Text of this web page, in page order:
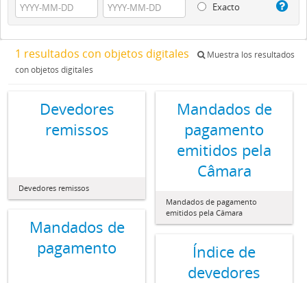
Exacto
1 resultados con objetos digitales
Muestra los resultados
con objetos digitales
Devedores
remissos
Devedores remissos
Mandados de
pagamento
emitidos pela
Câmara
Mandados de pagamento
emitidos pela Câmara
Mandados de
pagamento
Índice de
devedores